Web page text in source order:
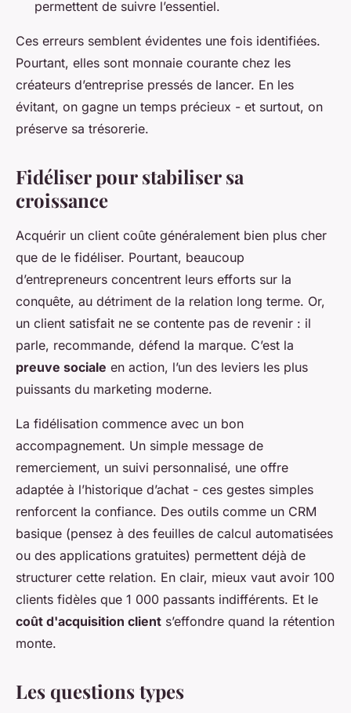
permettent de suivre l’essentiel.
Ces erreurs semblent évidentes une fois identifiées.
Pourtant, elles sont monnaie courante chez les
créateurs d’entreprise pressés de lancer. En les
évitant, on gagne un temps précieux - et surtout, on
préserve sa trésorerie.
Fidéliser pour stabiliser sa
croissance
Acquérir un client coûte généralement bien plus cher
que de le fidéliser. Pourtant, beaucoup
d’entrepreneurs concentrent leurs efforts sur la
conquête, au détriment de la relation long terme. Or,
un client satisfait ne se contente pas de revenir : il
parle, recommande, défend la marque. C’est la
preuve sociale en action, l’un des leviers les plus
puissants du marketing moderne.
La fidélisation commence avec un bon
accompagnement. Un simple message de
remerciement, un suivi personnalisé, une offre
adaptée à l’historique d’achat - ces gestes simples
renforcent la confiance. Des outils comme un CRM
basique (pensez à des feuilles de calcul automatisées
ou des applications gratuites) permettent déjà de
structurer cette relation. En clair, mieux vaut avoir 100
clients fidèles que 1 000 passants indifférents. Et le
coût d'acquisition client s’effondre quand la rétention
monte.
Les questions types